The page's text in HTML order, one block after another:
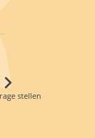
stellen